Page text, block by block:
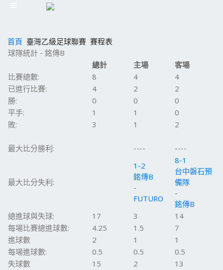
首頁 臺灣乙級足球聯賽 賽程表
球隊統計 - 銘傳B
總計
主場
客場
比賽總數:
8 4
4
已進行比賽:
4 2
2
勝:
0 0
0
平手:
1 1
0
敗:
3 1 2
最大比分勝利: ---- ----
最大比分失利:
1-2
銘傳B
-
FUTURO
8-1
台中磐石預
備隊
-
銘傳B
總進球與失球:
17 3
14
每場比賽總進球數:
4.25 1.5
7
進球數
2 1
1
每場進球數:
0.5 0.5
0.5
失球數
15 2
13